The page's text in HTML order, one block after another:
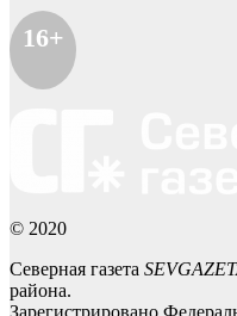
16+
© 2020
Северная газета
района.